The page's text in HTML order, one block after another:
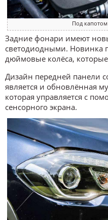
Под
Задние фонари имеют
светодиодными. Новинка
дюймовые колёса,
Дизайн передней панели
является и обновлённая
которая управляется с
сенсорного экрана.